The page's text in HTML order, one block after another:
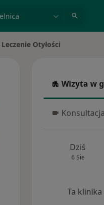
Otyłości
Wizyta w
Wizyta w
Dziś
6 Sie
Ta